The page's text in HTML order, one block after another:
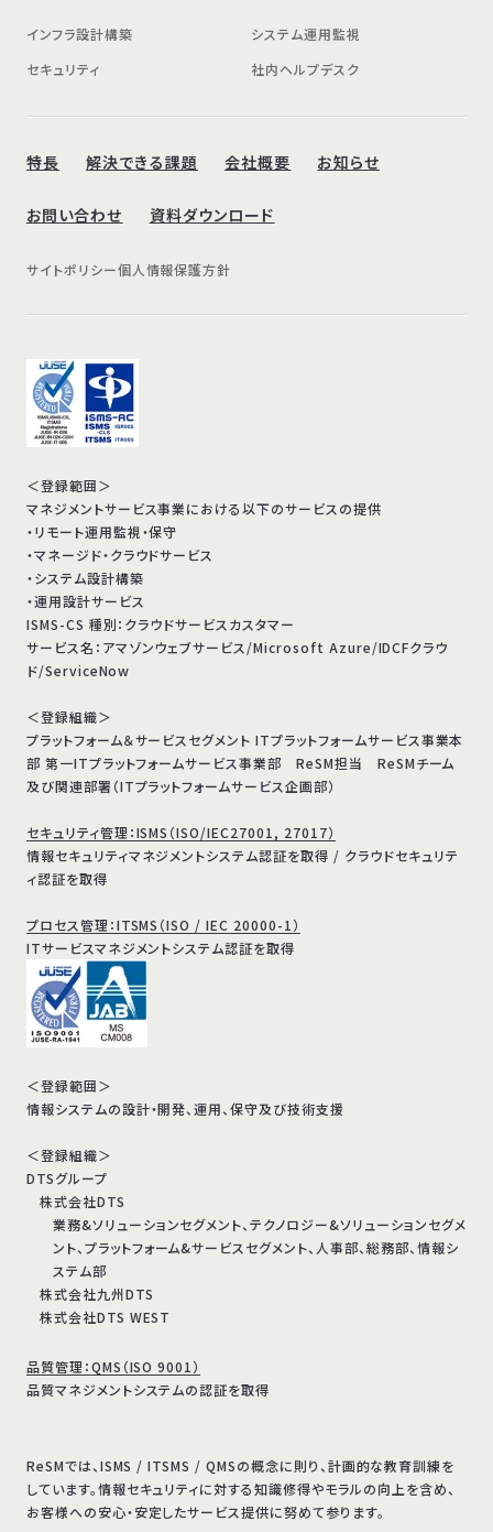
特長 解決できる課題 会社概要 お知らせ
お問い合わせ 資料ダウンロード
インフラ設計構築
システム運用監視
セキュリティ
社内ヘルプデスク
サイトポリシー個人情報保護方針
＜登録範囲＞
マネジメントサービス事業における以下のサービスの提供
・リモート運用監視・保守
・マネージド・クラウドサービス
・システム設計構築
・運用設計サービス
ISMS-CS 種別：クラウドサービスカスタマー
サービス名：アマゾンウェブサービス/Microsoft Azure/IDCFクラウ
ド/ServiceNow
＜登録組織＞
プラットフォーム＆サービスセグメント ITプラットフォームサービス事業本
部 第一ITプラットフォームサービス事業部 ReSM担当 ReSMチーム
及び関連部署（ITプラットフォームサービス企画部）
セキュリティ管理：ISMS（ISO/IEC27001, 27017）
情報セキュリティマネジメントシステム認証を取得 / クラウドセキュリテ
ィ認証を取得
プロセス管理：ITSMS（ISO / IEC 20000-1）
ITサービスマネジメントシステム認証を取得
＜登録範囲＞
情報システムの設計・開発、運用、保守及び技術支援
＜登録組織＞
DTSグループ
株式会社DTS
業務&ソリューションセグメント、テクノロジー&ソリューションセグメ
ント、プラットフォーム&サービスセグメント、人事部、総務部、情報シ
ステム部
株式会社九州DTS
株式会社DTS WEST
品質管理：QMS（ISO 9001）
品質マネジメントシステムの認証を取得
ReSMでは、ISMS / ITSMS / QMSの概念に則り、計画的な教育訓練を
しています。情報セキュリティに対する知識修得やモラルの向上を含め、
お客様への安心・安定したサービス提供に努めて参ります。